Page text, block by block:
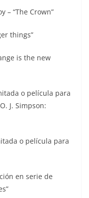
– “The Crown”
things”
is the new
o película para
J. Simpson:
o película para
en serie de